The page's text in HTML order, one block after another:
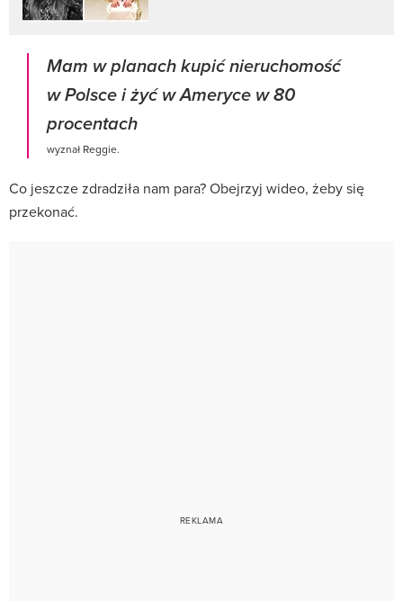
Mam w planach kupić nieruchomość
w Polsce i żyć w Ameryce w 80
procentach
wyznał Reggie.
Co jeszcze zdradziła nam para? Obejrzyj wideo, żeby się
przekonać.